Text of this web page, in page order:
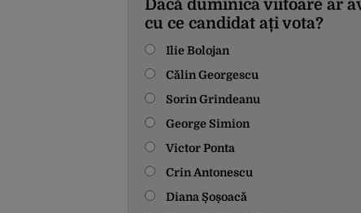
Dacă duminica viitoare ar
cu ce candidat ați vota?
Ilie Bolojan
Călin Georgescu
Sorin Grindeanu
George Simion
Victor Ponta
Crin Antonescu
Diana Șoșoacă